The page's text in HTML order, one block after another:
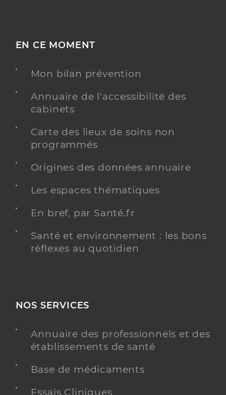
EN CE MOMENT
Mon bilan prévention
Annuaire de l'accessibilité des
cabinets
Carte des lieux de soins non
programmés
Origines des données annuaire
Les espaces thématiques
En bref, par Santé.fr
Santé et environnement : les bons
réflexes au quotidien
NOS SERVICES
Annuaire des professionnels et des
établissements de santé
Base de médicaments
Essais Cliniques